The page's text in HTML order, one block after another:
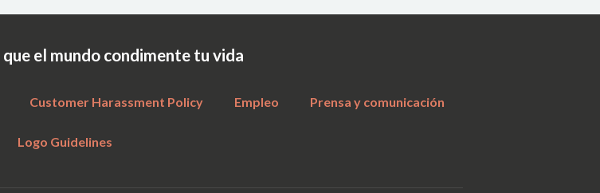
que el mundo condimente tu vida
Customer Harassment Policy Empleo Prensa y comunicación
Logo Guidelines